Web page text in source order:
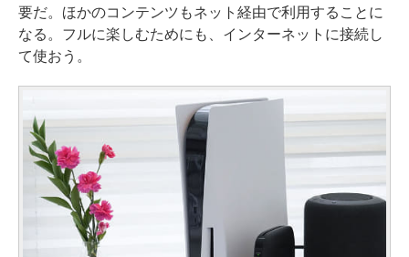
要だ。ほかのコンテンツもネット経由で利用することに
なる。フルに楽しむためにも、インターネットに接続し
て使おう。